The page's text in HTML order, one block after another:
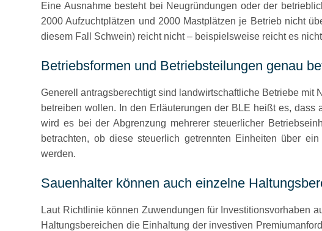
Eine Ausnahme besteht bei Neugründungen oder der
2000 Aufzuchtplätzen und 2000 Mastplätzen je Betrieb nicht
diesem Fall Schwein) reicht nicht – beispielsweise reicht es
Betriebsformen und Betriebsteilungen genau
Generell antragsberechtigt sind landwirtschaftliche Betriebe
betreiben wollen. In den Erläuterungen der BLE heißt es,
wird es bei der Abgrenzung mehrerer steuerlicher
betrachten, ob diese steuerlich getrennten Einheiten über
werden.
Sauenhalter können auch einzelne
Laut Richtlinie können Zuwendungen für Investitionsvorhaben
Haltungsbereichen die Einhaltung der investiven